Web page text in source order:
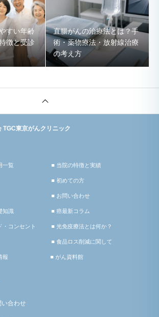
すい年齢
徴と受診
直腸がんの治療法とは？手
術・薬物療法・放射線治療
の考え方
TGC東京がんクリニック
一覧 ■ 当院の特徴と実績
■ 初めての方
■ お問い合わせ
知識 ■ 癌最新コラム
コンセント ■ 光免疫療法とは何か？
■ 食品ロス削減に関して
報 ■ がん資料館
い合わせ